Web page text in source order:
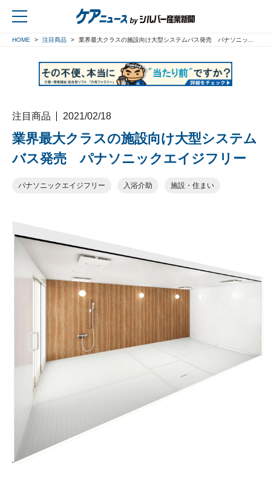
HOME 注目商品 業界最大クラスの施設向け大型システムバス発売 パナソニックエイジフリー
注目商品 2021/02/18
業界最大クラスの施設向け大型システム
バス発売 パナソニックエイジフリー
パナソニックエイジフリー 入浴介助 施設・住まい